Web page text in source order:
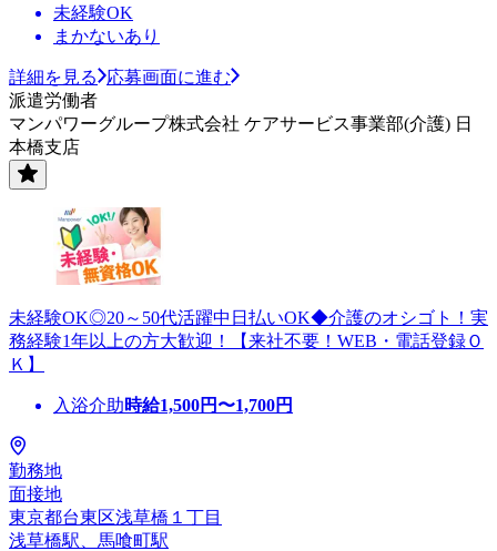
未経験OK
まかないあり
詳細を見る
応募画面に進む
派遣労働者
マンパワーグループ株式会社 ケアサービス事業部(介護) 日
本橋支店
未経験OK◎20～50代活躍中日払いOK◆介護のオシゴト！実
務経験1年以上の方大歓迎！【来社不要！WEB・電話登録Ｏ
Ｋ】
入浴介助時給1,500円〜1,700円
勤務地
面接地
東京都台東区浅草橋１丁目
浅草橋駅、馬喰町駅